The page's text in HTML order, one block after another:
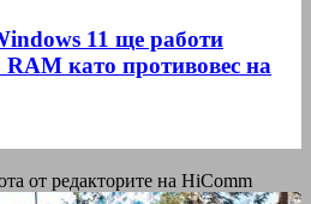
11 ще работи
като противовес на
от редакторите на HiComm